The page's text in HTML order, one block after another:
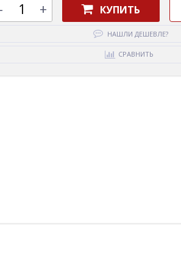
- + КУПИТЬ
НАШЛИ ДЕШЕВЛЕ?
СРАВНИТЬ